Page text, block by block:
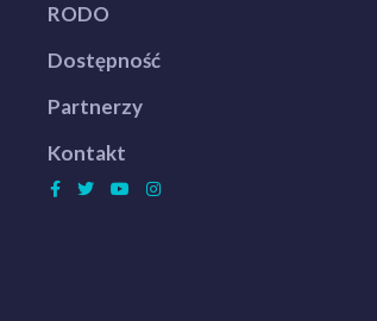
RODO
Dostępność
Partnerzy
Kontakt